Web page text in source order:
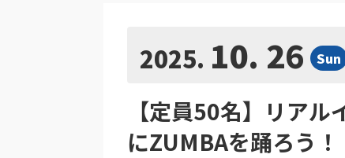
2025 10. 26 Sun
【定員50名】リア
にZUMBAを踊ろう！